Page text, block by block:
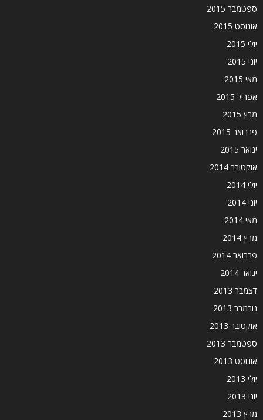
ספטמבר 2015
אוגוסט 2015
יולי 2015
יוני 2015
מאי 2015
אפריל 2015
מרץ 2015
פברואר 2015
ינואר 2015
אוקטובר 2014
יולי 2014
יוני 2014
מאי 2014
מרץ 2014
פברואר 2014
ינואר 2014
דצמבר 2013
נובמבר 2013
אוקטובר 2013
ספטמבר 2013
אוגוסט 2013
יולי 2013
יוני 2013
מרץ 2013